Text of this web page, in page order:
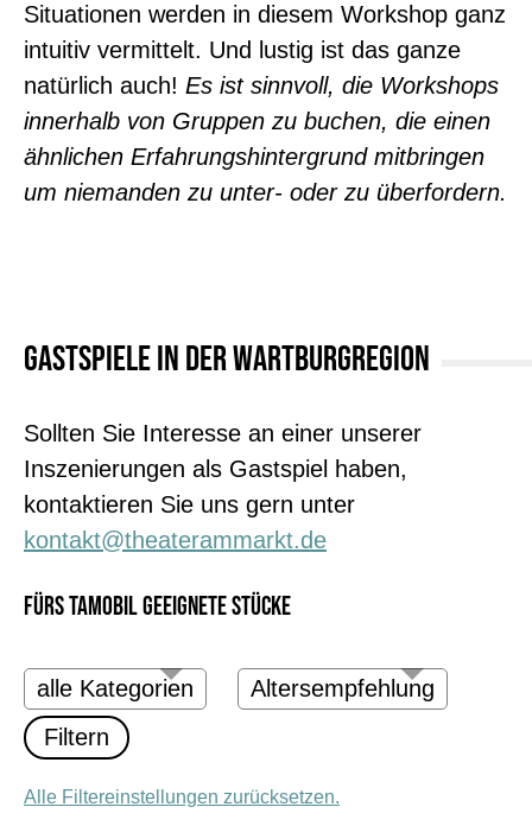
Situationen werden in diesem Workshop ganz
intuitiv vermittelt. Und lustig ist das ganze
natürlich auch! Es ist sinnvoll, die Workshops
innerhalb von Gruppen zu buchen, die einen
ähnlichen Erfahrungshintergrund mitbringen
um niemanden zu unter- oder zu überfordern.
GASTSPIELE IN DER WARTBURGREGION
Sollten Sie Interesse an einer unserer
Inszenierungen als Gastspiel haben,
kontaktieren Sie uns gern unter
kontakt@theaterammarkt.de
FÜRS TAMOBIL GEEIGNETE STÜCKE
Alle Filtereinstellungen zurücksetzen.